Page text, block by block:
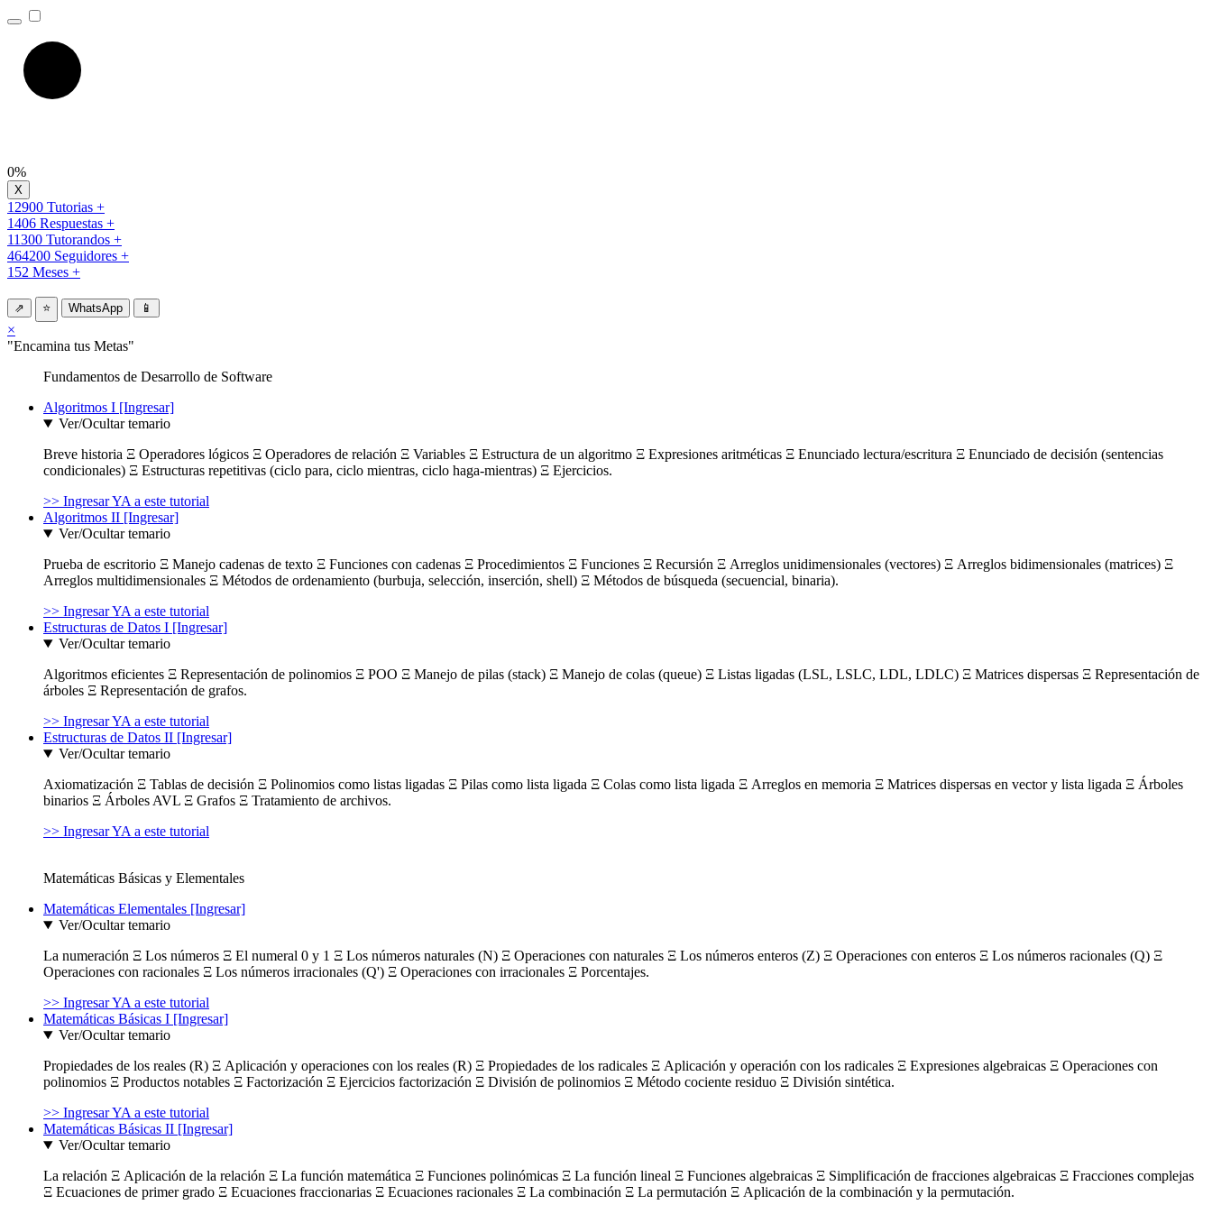
0%
12900 Tutorias +
1406 Respuestas +
11300 Tutorandos +
464200 Seguidores +
152 Meses +
⇗ ⭐ WhatsApp 📱
×
"Encamina tus Metas"
Fundamentos de Desarrollo de Software
Algoritmos I [Ingresar]
Ver/Ocultar temario
Breve historia Ξ Operadores lógicos Ξ Operadores de relación Ξ Variables Ξ Estructura de un algoritmo Ξ Expresiones aritméticas Ξ Enunciado lectura/escritura Ξ Enunciado de decisión (sentencias
condicionales) Ξ Estructuras repetitivas (ciclo para, ciclo mientras, ciclo haga-mientras) Ξ Ejercicios.
>> Ingresar YA a este tutorial
Algoritmos II [Ingresar]
Ver/Ocultar temario
Prueba de escritorio Ξ Manejo cadenas de texto Ξ Funciones con cadenas Ξ Procedimientos Ξ Funciones Ξ Recursión Ξ Arreglos unidimensionales (vectores) Ξ Arreglos bidimensionales (matrices) Ξ
Arreglos multidimensionales Ξ Métodos de ordenamiento (burbuja, selección, inserción, shell) Ξ Métodos de búsqueda (secuencial, binaria).
>> Ingresar YA a este tutorial
Estructuras de Datos I [Ingresar]
Ver/Ocultar temario
Algoritmos eficientes Ξ Representación de polinomios Ξ POO Ξ Manejo de pilas (stack) Ξ Manejo de colas (queue) Ξ Listas ligadas (LSL, LSLC, LDL, LDLC) Ξ Matrices dispersas Ξ Representación de
árboles Ξ Representación de grafos.
>> Ingresar YA a este tutorial
Estructuras de Datos II [Ingresar]
Ver/Ocultar temario
Axiomatización Ξ Tablas de decisión Ξ Polinomios como listas ligadas Ξ Pilas como lista ligada Ξ Colas como lista ligada Ξ Arreglos en memoria Ξ Matrices dispersas en vector y lista ligada Ξ Árboles
binarios Ξ Árboles AVL Ξ Grafos Ξ Tratamiento de archivos.
>> Ingresar YA a este tutorial
Matemáticas Básicas y Elementales
Matemáticas Elementales [Ingresar]
Ver/Ocultar temario
La numeración Ξ Los números Ξ El numeral 0 y 1 Ξ Los números naturales (N) Ξ Operaciones con naturales Ξ Los números enteros (Z) Ξ Operaciones con enteros Ξ Los números racionales (Q) Ξ
Operaciones con racionales Ξ Los números irracionales (Q') Ξ Operaciones con irracionales Ξ Porcentajes.
>> Ingresar YA a este tutorial
Matemáticas Básicas I [Ingresar]
Ver/Ocultar temario
Propiedades de los reales (R) Ξ Aplicación y operaciones con los reales (R) Ξ Propiedades de los radicales Ξ Aplicación y operación con los radicales Ξ Expresiones algebraicas Ξ Operaciones con
polinomios Ξ Productos notables Ξ Factorización Ξ Ejercicios factorización Ξ División de polinomios Ξ Método cociente residuo Ξ División sintética.
>> Ingresar YA a este tutorial
Matemáticas Básicas II [Ingresar]
Ver/Ocultar temario
La relación Ξ Aplicación de la relación Ξ La función matemática Ξ Funciones polinómicas Ξ La función lineal Ξ Funciones algebraicas Ξ Simplificación de fracciones algebraicas Ξ Fracciones complejas
Ξ Ecuaciones de primer grado Ξ Ecuaciones fraccionarias Ξ Ecuaciones racionales Ξ La combinación Ξ La permutación Ξ Aplicación de la combinación y la permutación.